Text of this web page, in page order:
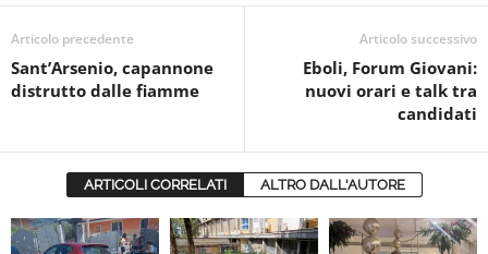
Articolo precedente
Sant’Arsenio, capannone
distrutto dalle fiamme
Articolo successivo
Eboli, Forum Giovani:
nuovi orari e talk tra
candidati
ARTICOLI CORRELATI ALTRO DALL'AUTORE